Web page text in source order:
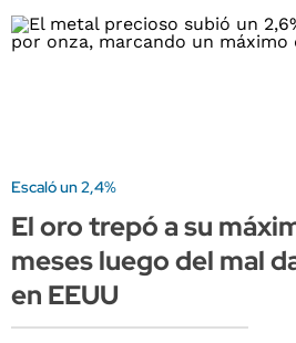
Escaló un 2,4%
El oro trepó a su
meses luego del mal
en EEUU